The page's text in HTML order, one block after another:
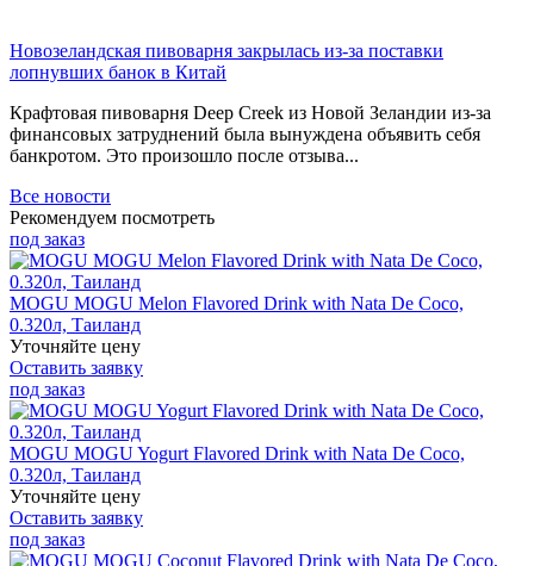
Новозеландская пивоварня закрылась из-за поставки
лопнувших банок в Китай
Крафтовая пивоварня Deep Creek из Новой Зеландии из-за
финансовых затруднений была вынуждена объявить себя
банкротом. Это произошло после отзыва...
Все новости
Рекомендуем посмотреть
под заказ
MOGU MOGU Melon Flavored Drink with Nata De Coco,
0.320л, Таиланд
Уточняйте цену
Оставить заявку
под заказ
MOGU MOGU Yogurt Flavored Drink with Nata De Coco,
0.320л, Таиланд
Уточняйте цену
Оставить заявку
под заказ